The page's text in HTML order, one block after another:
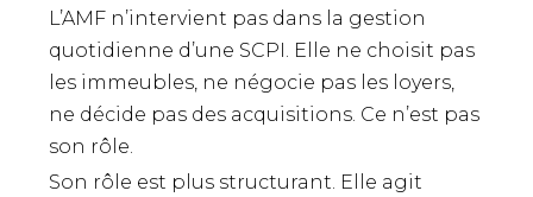
L’AMF n’intervient pas dans la gestion
quotidienne d’une SCPI. Elle ne choisit pas
les immeubles, ne négocie pas les loyers,
ne décide pas des acquisitions. Ce n’est pas
son rôle.
Son rôle est plus structurant. Elle agit